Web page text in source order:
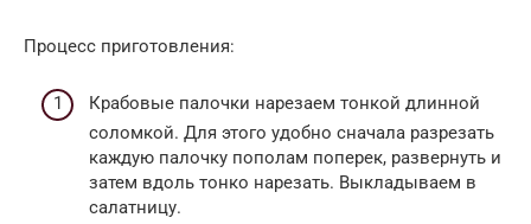
Процесс приготовления:
Крабовые палочки нарезаем тонкой длинной
соломкой. Для этого удобно сначала разрезать
каждую палочку пополам поперек, развернуть и
затем вдоль тонко нарезать. Выкладываем в
салатницу.